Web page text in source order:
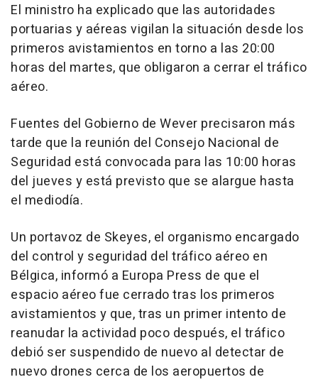
El ministro ha explicado que las autoridades
portuarias y aéreas vigilan la situación desde los
primeros avistamientos en torno a las 20:00
horas del martes, que obligaron a cerrar el tráfico
aéreo.
Fuentes del Gobierno de Wever precisaron más
tarde que la reunión del Consejo Nacional de
Seguridad está convocada para las 10:00 horas
del jueves y está previsto que se alargue hasta
el mediodía.
Un portavoz de Skeyes, el organismo encargado
del control y seguridad del tráfico aéreo en
Bélgica, informó a Europa Press de que el
espacio aéreo fue cerrado tras los primeros
avistamientos y que, tras un primer intento de
reanudar la actividad poco después, el tráfico
debió ser suspendido de nuevo al detectar de
nuevo drones cerca de los aeropuertos de